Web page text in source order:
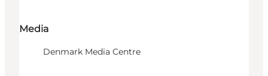
Media
Denmark Media Centre